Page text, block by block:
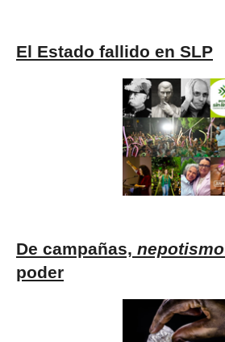
El Estado fallido en SLP
De campañas, nepotismo
poder